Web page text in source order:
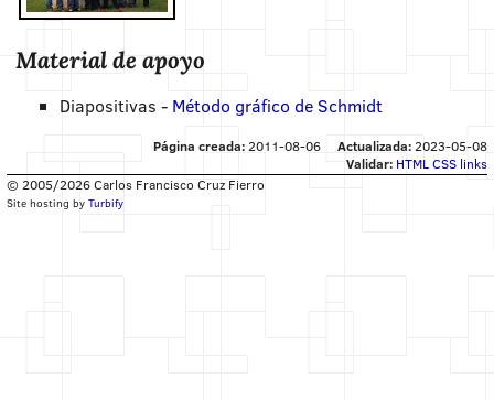
Material de apoyo
Diapositivas - Método gráfico de Schmidt
Página creada: 2011-08-06 Actualizada: 2023-05-08
Validar: HTML CSS links
© 2005/2026 Carlos Francisco Cruz Fierro
Site hosting by Turbify